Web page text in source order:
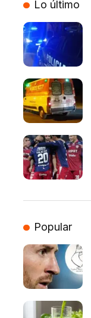
Lo último
Popular